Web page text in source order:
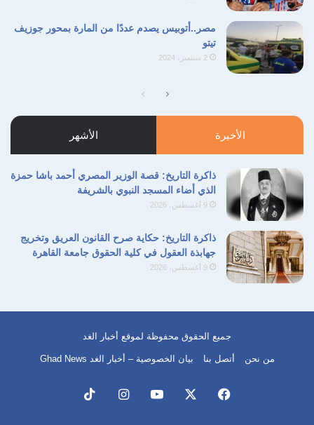
العلاقات الدبلوماسية
سعود بن عبد العزيز
مصر..أتوبيس يصدم عددًا من المارة بمحور جوزيف
تيتو
2 سبتمبر، 2024
الصفحة
السابقة
الصفحة
التالية
الأخيرة الأشهر
ذاكرة التاريخ: قصة الوزير المصري أحمد باشا حمزة
الذي أضاء المسجد النبوي بالشريفة
9 أغسطس، 2026
ذاكرة التاريخ: حكاية صرح القانون العريق وتخريج
جهابذة العقول في كلية الحقوق جامعة القاهرة
9 أغسطس، 2026
جميع الحقوق محفوظة لموقع أخبار الغد
من نحن أتصل بنا بيان الخصوصية – أخبار الغد Ghad News
فيسبوك ‫YouTubeانستقرام